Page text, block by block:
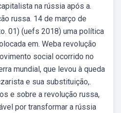
na rússia após a.
russa. 14 de março de
01) (uefs 2018) uma política
em. Weba revolução
social ocorrido no
mundial, que levou à queda
e sua substituição,.
e sobre a revolução russa,
por transformar a rússia